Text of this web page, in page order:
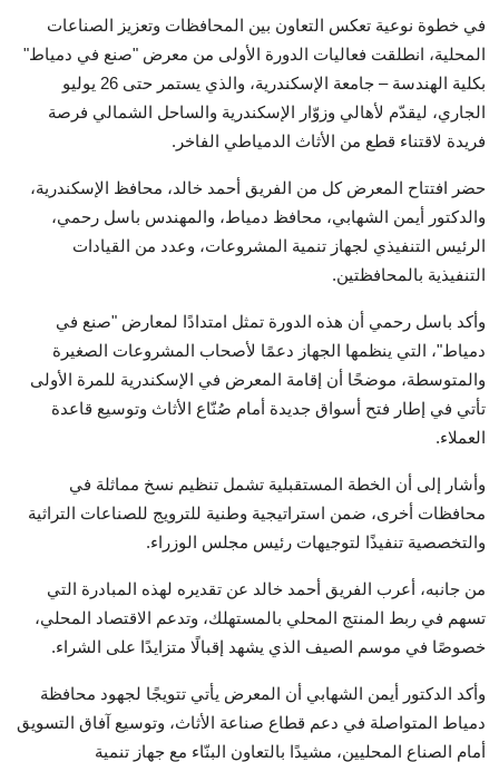
في خطوة نوعية تعكس التعاون بين المحافظات وتعزيز الصناعات
المحلية، انطلقت فعاليات الدورة الأولى من معرض "صنع في دمياط"
بكلية الهندسة – جامعة الإسكندرية، والذي يستمر حتى 26 يوليو
الجاري، ليقدّم لأهالي وزوّار الإسكندرية والساحل الشمالي فرصة
فريدة لاقتناء قطع من الأثاث الدمياطي الفاخر.
حضر افتتاح المعرض كل من الفريق أحمد خالد، محافظ الإسكندرية،
والدكتور أيمن الشهابي، محافظ دمياط، والمهندس باسل رحمي،
الرئيس التنفيذي لجهاز تنمية المشروعات، وعدد من القيادات
التنفيذية بالمحافظتين.
وأكد باسل رحمي أن هذه الدورة تمثل امتدادًا لمعارض "صنع في
دمياط"، التي ينظمها الجهاز دعمًا لأصحاب المشروعات الصغيرة
والمتوسطة، موضحًا أن إقامة المعرض في الإسكندرية للمرة الأولى
تأتي في إطار فتح أسواق جديدة أمام صُنّاع الأثاث وتوسيع قاعدة
العملاء.
وأشار إلى أن الخطة المستقبلية تشمل تنظيم نسخ مماثلة في
محافظات أخرى، ضمن استراتيجية وطنية للترويج للصناعات التراثية
والتخصصية تنفيذًا لتوجيهات رئيس مجلس الوزراء.
من جانبه، أعرب الفريق أحمد خالد عن تقديره لهذه المبادرة التي
تسهم في ربط المنتج المحلي بالمستهلك، وتدعم الاقتصاد المحلي،
خصوصًا في موسم الصيف الذي يشهد إقبالًا متزايدًا على الشراء.
وأكد الدكتور أيمن الشهابي أن المعرض يأتي تتويجًا لجهود محافظة
دمياط المتواصلة في دعم قطاع صناعة الأثاث، وتوسيع آفاق التسويق
أمام الصناع المحليين، مشيدًا بالتعاون البنّاء مع جهاز تنمية